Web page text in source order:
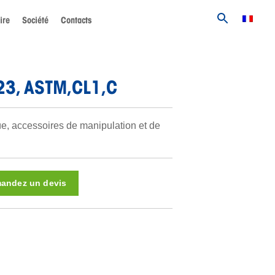
Société Contacts
ASTM,CL1,C
accessoires de manipulation et de
un devis